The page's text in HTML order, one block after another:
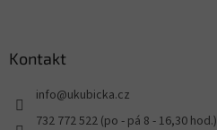
Kontakt
info@ukubicka.cz
732 772 522 (po - pá 8 - 16,30 hod.)